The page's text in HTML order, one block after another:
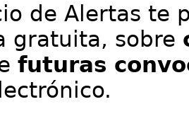
de Alertas te
gratuita, sobre
futuras